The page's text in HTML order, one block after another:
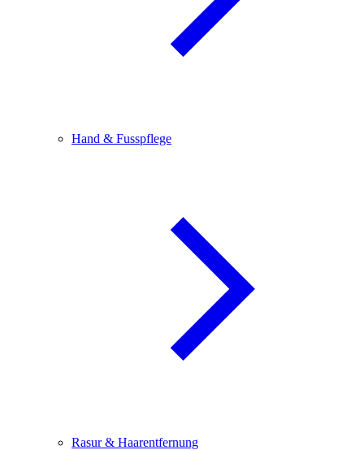
Hand & Fusspflege
Rasur & Haarentfernung